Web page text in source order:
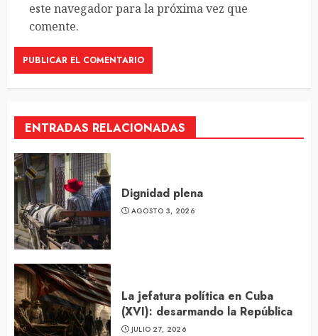
este navegador para la próxima vez que
comente.
ENTRADAS RELACIONADAS
Dignidad plena
AGOSTO 3, 2026
La jefatura política en Cuba
(XVI): desarmando la República
JULIO 27, 2026